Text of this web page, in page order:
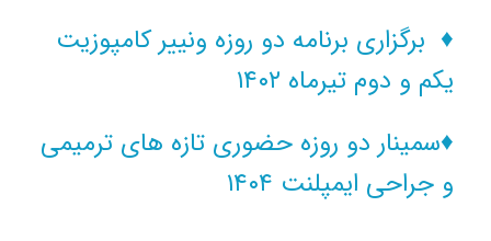
♦ برگزاری برنامه دو روزه ونییر کامپوزیت
یکم و دوم تیرماه ۱۴۰۲
♦سمینار دو روزه حضوری تازه های ترمیمی
و جراحی ایمپلنت ۱۴۰۴